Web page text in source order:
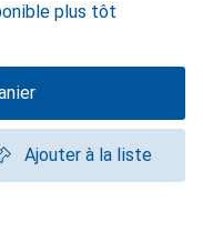
plus tôt
Ajouter à la liste